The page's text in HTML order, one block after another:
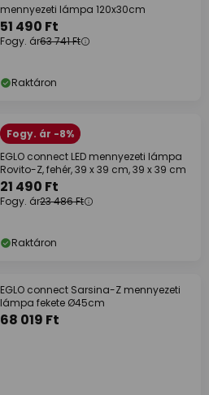
mennyezeti lámpa 120x30cm
51 490 Ft
Fogy. ár63 741 Ft
Raktáron
Fogy. ár -8%
EGLO connect LED mennyezeti lámpa
Rovito-Z, fehér, 39 x 39 cm, 39 x 39 cm
21 490 Ft
Fogy. ár23 486 Ft
Raktáron
EGLO connect Sarsina-Z mennyezeti
lámpa fekete Ø45cm
68 019 Ft